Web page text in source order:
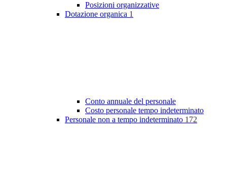
Posizioni organizzative
Dotazione organica 1
Conto annuale del personale
Costo personale tempo indeterminato
Personale non a tempo indeterminato 172